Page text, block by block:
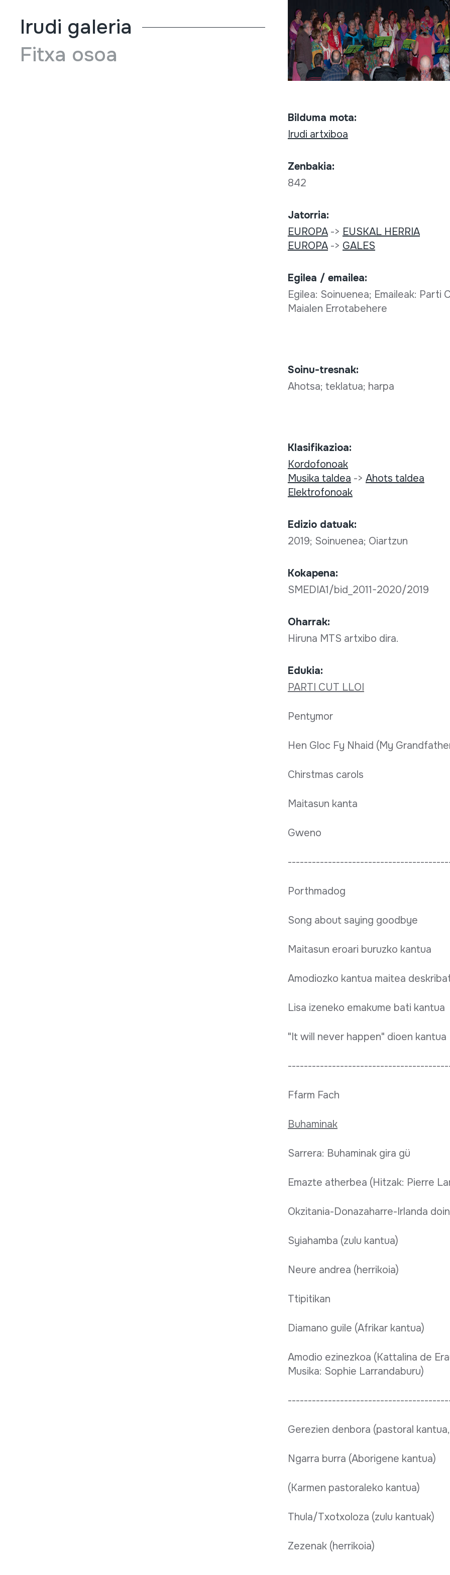
Irudi galeria
Fitxa osoa
Bilduma mota:
Irudi artxiboa
Zenbakia:
842
Jatorria:
EUROPA-> EUSKAL HERRIA
EUROPA-> GALES
Egilea / emailea:
Egilea: Soinuenea; Emaileak: Parti
Maialen Errotabehere
Soinu-tresnak:
Ahotsa; teklatua; harpa
Klasifikazioa:
Kordofonoak
Musika taldea -> Ahots taldea
Elektrofonoak
Edizio datuak:
2019; Soinuenea; Oiartzun
Kokapena:
SMEDIA1/bid_2011-2020/2019
Oharrak:
Hiruna MTS artxibo dira.
Edukia:
PARTI CUT LLOI
Pentymor
Hen Gloc Fy Nhaid (My
Chirstmas carols
Maitasun kanta
Gweno
Porthmadog
Song about saying goodbye
Maitasun eroari buruzko kantua
Amodiozko kantua maitea
Lisa izeneko emakume bati kantua
"It will never happen" dioen kantua
Ffarm Fach
Buhaminak
Sarrera: Buhaminak gira gü
Emazte atherbea (Hitzak: Pierre
Okzitania-Donazaharre-Irlanda
Syiahamba (zulu kantua)
Neure andrea (herrikoia)
Ttipitikan
Diamano guile (Afrikar kantua)
Amodio ezinezkoa (Kattalina de
Musika: Sophie Larrandaburu)
Gerezien denbora (pastoral
Ngarra burra (Aborigene kantua)
(Karmen pastoraleko kantua)
Thula/Txotxoloza (zulu kantuak)
Zezenak (herrikoia)